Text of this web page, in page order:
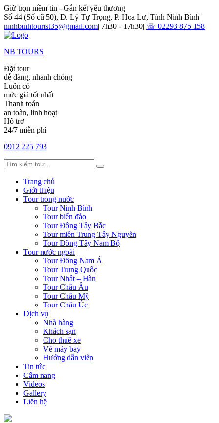
Giữ trọn niềm tin - Gắn kết yêu thương
Số 44 (Số cũ 50), Đ. Lý Tự Trọng, P. Hoa Lư, Tỉnh Ninh Bình|
ninhbinhtourist35@gmail.com| 7h30 - 17h30| ☏ 02293 875 158
NB TOURS
Đặt tour
dễ dàng, nhanh chóng
Luôn có
mức giá tốt nhất
Thanh toán
an toàn, linh hoạt
Hỗ trợ
24/7 miễn phí
0912 225 793
Trang chủ
Giới thiệu
Tour trong nước
Tour Ninh Bình
Tour biển đảo
Tour Đông Tây Bắc
Tour miền Trung Tây Nguyên
Tour Đông Tây Nam Bộ
Tour nước ngoài
Tour Đông Nam Á
Tour Trung Quốc
Tour Nhật – Hàn
Tour Châu Âu
Tour Châu Mỹ
Tour Châu Úc
Dịch vụ
Nhà hàng
Khách sạn
Cho thuê xe
Vé máy bay
Hướng dẫn viên
Tin tức
Cẩm nang
Videos
Gallery
Liên hệ